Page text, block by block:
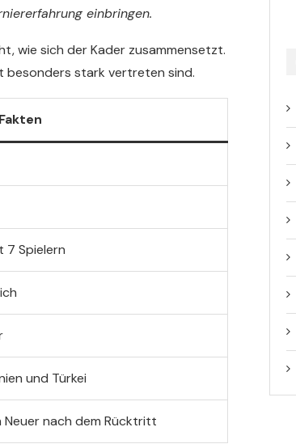
einbringen.
wie sich der Kader zusammensetzt.
besonders stark vertreten sind.
7 Spielern
und Türkei
Neuer nach dem Rücktritt